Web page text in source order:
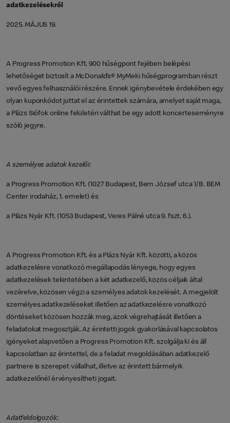
adatkezelésekről
2025. MÁJUS 19.
A Progress Promotion Kft. 900 hűségpont fejében belépési
lehetőséget biztosít a McDonald’s® MyMeki hűségprogramban részt
vevő egyes felhasználói részére. Ennek igénybevétele érdekében egy
olyan kuponkódot juttat el az érintettek számára, amelyet saját maga,
a Plázs Siófok online felületén válthat be egy adott koncerteseményre
szóló jegyre.
A személyes adatok kezelői:
a Progress Promotion Kft. (1027 Budapest, Bem József utca 1/B. BEM
Center irodaház, 1. emelet) és
a Plázs Nyár Kft. (1053 Budapest, Veres Pálné utca 9. fszt. 6.).
A Progress Promotion Kft. és a Plázs Nyár Kft. közötti, a közös
adatkezelésre vonatkozó megállapodás lényege, hogy egyes
adatkezelések tekintetében a két adatkezelő, közös céljaik által
vezérelve, közösen végzi a személyes adatok kezelését. A megjelölt
személyes adatkezeléseket illetően az adatkezelésre vonatkozó
döntéseket közösen hozzák meg, azok végrehajtását illetően a
feladatokat megosztják. Az érintetti jogok gyakorlásával kapcsolatos
igényeket alapvetően a Progress Promotion Kft. szolgálja ki és áll
kapcsolatban az érintettel, de a feladat megoldásában adatkezelő
partnere is szerepet vállalhat, illetve az érintett bármelyik
adatkezelőnél érvényesítheti jogait.
Adatfeldolgozók: